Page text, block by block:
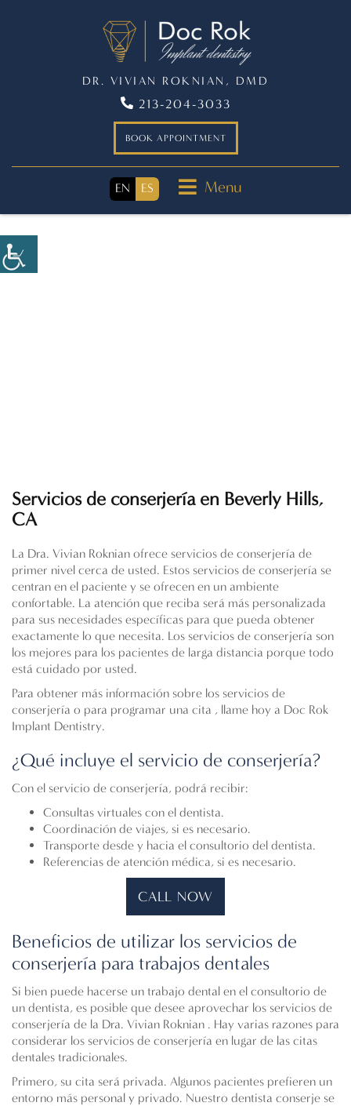
DR. VIVIAN ROKNIAN, DMD
213-204-3033
BOOK APPOINTMENT
EN ES Menu
Servicios de conserjería en Beverly Hills,
CA
La Dra. Vivian Roknian ofrece servicios de conserjería de
primer nivel cerca de usted. Estos servicios de conserjería se
centran en el paciente y se ofrecen en un ambiente
confortable. La atención que reciba será más personalizada
para sus necesidades específicas para que pueda obtener
exactamente lo que necesita. Los servicios de conserjería son
los mejores para los pacientes de larga distancia porque todo
está cuidado por usted.
Para obtener más información sobre los servicios de
conserjería o para programar una cita , llame hoy a Doc Rok
Implant Dentistry.
¿Qué incluye el servicio de conserjería?
Con el servicio de conserjería, podrá recibir:
Consultas virtuales con el dentista.
Coordinación de viajes, si es necesario.
Transporte desde y hacia el consultorio del dentista.
Referencias de atención médica, si es necesario.
CALL NOW
Beneficios de utilizar los servicios de
conserjería para trabajos dentales
Si bien puede hacerse un trabajo dental en el consultorio de
un dentista, es posible que desee aprovechar los servicios de
conserjería de la Dra. Vivian Roknian . Hay varias razones para
considerar los servicios de conserjería en lugar de las citas
dentales tradicionales.
Primero, su cita será privada. Algunos pacientes prefieren un
entorno más personal y privado. Nuestro dentista conserje se